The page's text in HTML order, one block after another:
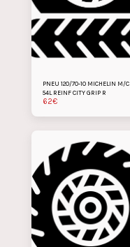
PNEU 120/70-10 MICHELIN M/C
54L REINF CITY GRIP R
62€